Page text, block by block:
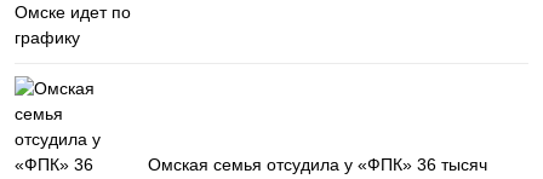
Омская семья отсудила у «ФПК» 36 тысяч